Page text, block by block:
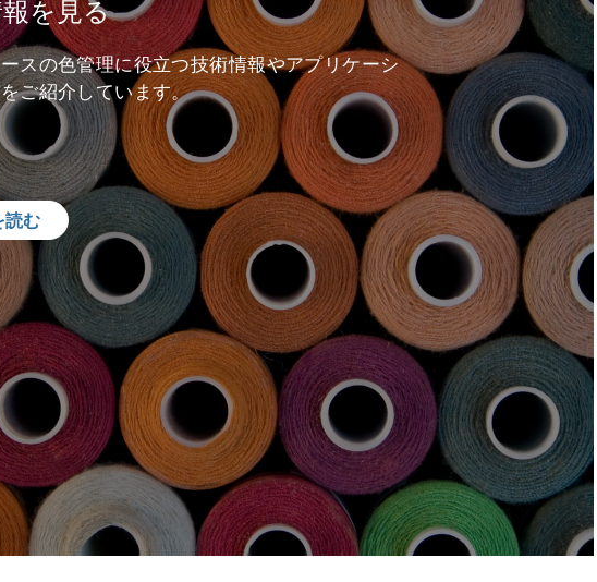
を見る
スの色管理に役立つ技術情報やアプリケーシ
ご紹介しています。
読む